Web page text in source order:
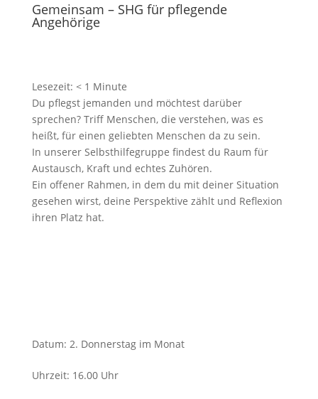
Gemeinsam – SHG für pflegende
Angehörige
Lesezeit: < 1 Minute
Du pflegst jemanden und möchtest darüber
sprechen? Triff Menschen, die verstehen, was es
heißt, für einen geliebten Menschen da zu sein.
In unserer Selbsthilfegruppe findest du Raum für
Austausch, Kraft und echtes Zuhören.
Ein offener Rahmen, in dem du mit deiner Situation
gesehen wirst, deine Perspektive zählt und Reflexion
ihren Platz hat.
Datum: 2. Donnerstag im Monat
Uhrzeit: 16.00 Uhr